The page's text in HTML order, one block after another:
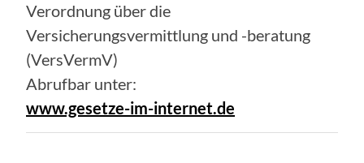
Verordnung über die
Versicherungsvermittlung und -beratung
(VersVermV)
Abrufbar unter:
www.gesetze-im-internet.de